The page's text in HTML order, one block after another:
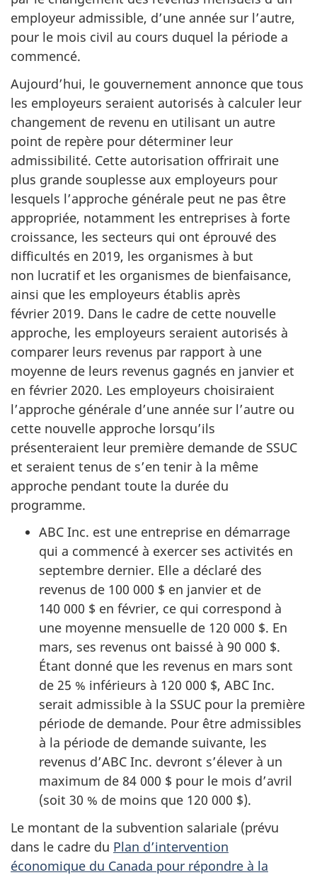
employeur admissible, d’une année sur l’autre,
pour le mois civil au cours duquel la période a
commencé.
Aujourd’hui, le gouvernement annonce que tous
les employeurs seraient autorisés à calculer leur
changement de revenu en utilisant un autre
point de repère pour déterminer leur
admissibilité. Cette autorisation offrirait une
plus grande souplesse aux employeurs pour
lesquels l’approche générale peut ne pas être
appropriée, notamment les entreprises à forte
croissance, les secteurs qui ont éprouvé des
difficultés en 2019, les organismes à but
non lucratif et les organismes de bienfaisance,
ainsi que les employeurs établis après
février 2019. Dans le cadre de cette nouvelle
approche, les employeurs seraient autorisés à
comparer leurs revenus par rapport à une
moyenne de leurs revenus gagnés en janvier et
en février 2020. Les employeurs choisiraient
l’approche générale d’une année sur l’autre ou
cette nouvelle approche lorsqu’ils
présenteraient leur première demande de SSUC
et seraient tenus de s’en tenir à la même
approche pendant toute la durée du
programme.
ABC Inc. est une entreprise en démarrage
qui a commencé à exercer ses activités en
septembre dernier. Elle a déclaré des
revenus de 100 000 $ en janvier et de
140 000 $ en février, ce qui correspond à
une moyenne mensuelle de 120 000 $. En
mars, ses revenus ont baissé à 90 000 $.
Étant donné que les revenus en mars sont
de 25 % inférieurs à 120 000 $, ABC Inc.
serait admissible à la SSUC pour la première
période de demande. Pour être admissibles
à la période de demande suivante, les
revenus d’ABC Inc. devront s’élever à un
maximum de 84 000 $ pour le mois d’avril
(soit 30 % de moins que 120 000 $).
Le montant de la subvention salariale (prévu
dans le cadre du Plan d’intervention
économique du Canada pour répondre à la